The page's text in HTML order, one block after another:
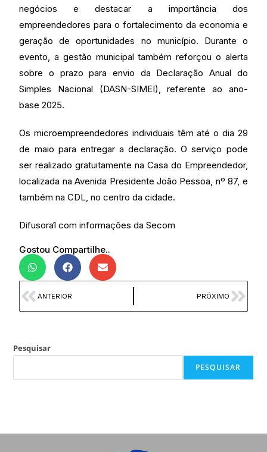
negócios e destacar a importância dos
empreendedores para o fortalecimento da economia e
geração de oportunidades no município. Durante o
evento, a gestão municipal também reforçou o alerta
sobre o prazo para envio da Declaração Anual do
Simples Nacional (DASN-SIMEI), referente ao ano-
base 2025.
Os microempreendedores individuais têm até o dia 29
de maio para entregar a declaração. O serviço pode
ser realizado gratuitamente na Casa do Empreendedor,
localizada na Avenida Presidente João Pessoa, nº 87, e
também na CDL, no centro da cidade.
Difusora1 com informações da Secom
Gostou Compartilhe..
ANTERIOR PRÓXIMO
Pesquisar
PESQUISAR